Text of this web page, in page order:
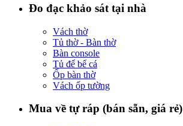
Đo đạc khảo sát tại nhà
Vách thờ
Tủ thờ - Bàn thờ
Bàn console
Tủ để bể cá
Ốp bàn thờ
Vách ốp tường
Mua về tự ráp (bán sẵn, giá rẻ)